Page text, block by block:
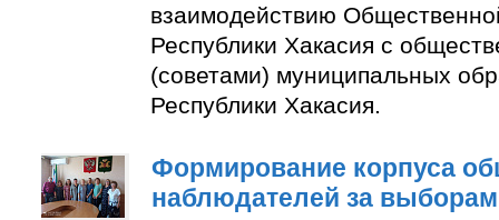
взаимодействию
Республики Хакасия с
(советами) муниципальных
Республики Хакасия.
Формирование корпуса
наблюдателей за